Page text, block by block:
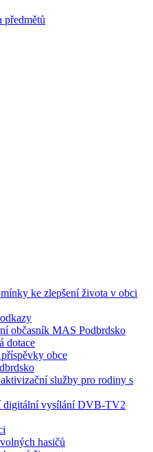
předmětů
ke zlepšení života v obci
občasník MAS Podbrdsko
dotace
obce
služby pro rodiny s
digitální vysílání DVB-TV2
hasičů